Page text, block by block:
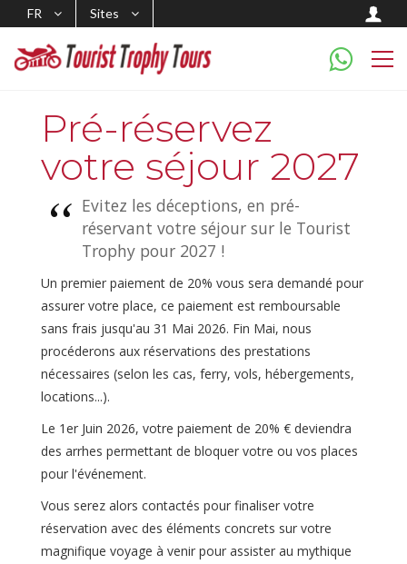
FR Sites
Pré-réservez
votre séjour 2027
Evitez les déceptions, en pré-
réservant votre séjour sur le Tourist
Trophy pour 2027 !
Un premier paiement de 20% vous sera demandé pour
assurer votre place, ce paiement est remboursable
sans frais jusqu'au 31 Mai 2026. Fin Mai, nous
procéderons aux réservations des prestations
nécessaires (selon les cas, ferry, vols, hébergements,
locations...).
Le 1er Juin 2026, votre paiement de 20% € deviendra
des arrhes permettant de bloquer votre ou vos places
pour l'événement.
Vous serez alors contactés pour finaliser votre
réservation avec des éléments concrets sur votre
magnifique voyage à venir pour assister au mythique